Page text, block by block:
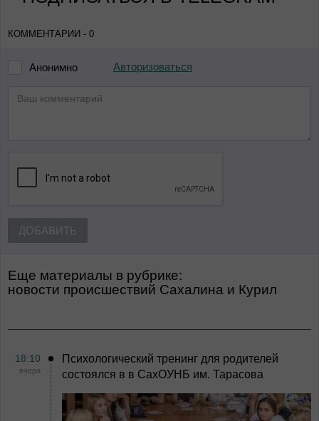
КОММЕНТАРИИ - 0
Анонимно Авторизоваться
ДОБАВИТЬ
Еще материалы в рубрике:
Новости происшествий Сахалина и Курил
18:10
вчера
Психологический тренинг для родителей
состоялся в в СахОУНБ им. Тарасова